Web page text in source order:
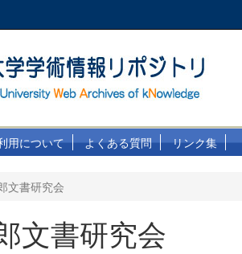
用について よくある質問 リンク集
文書研究会
文書研究会